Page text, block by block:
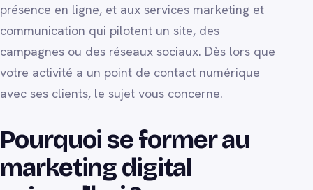
présence en ligne, et aux services marketing et
communication qui pilotent un site, des
campagnes ou des réseaux sociaux. Dès lors que
votre activité a un point de contact numérique
avec ses clients, le sujet vous concerne.
Pourquoi se former au
marketing digital